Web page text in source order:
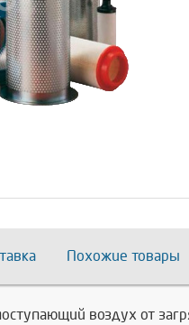
Похожие товары
воздух от